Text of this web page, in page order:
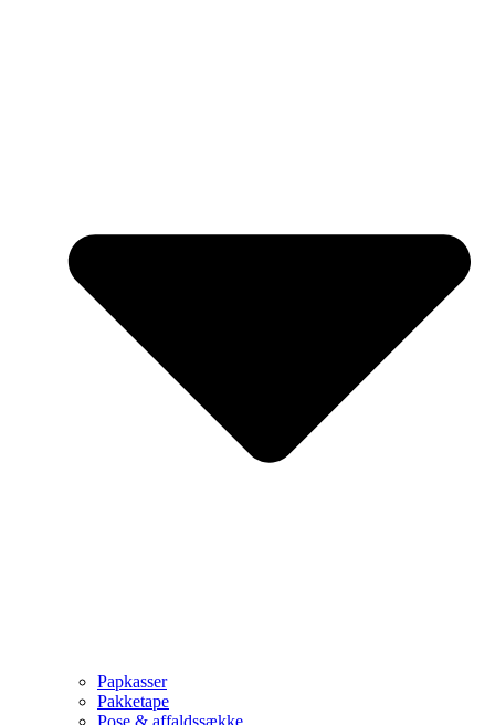
Papkasser
Pakketape
Pose & affaldssække